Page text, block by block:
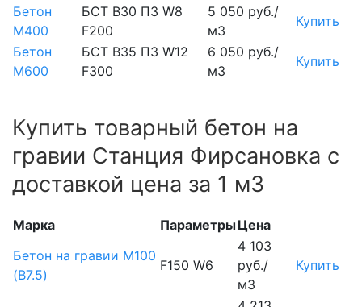
Бетон
М400
БСТ В30 П3 W8
F200
5 050 руб./
м3
Купить
Бетон
М600
БСТ В35 П3 W12
F300
6 050 руб./
м3
Купить
Купить товарный бетон на
гравии Станция Фирсановка с
доставкой цена за 1 м3
Марка ПараметрыЦена
Бетон на гравии М100
(B7.5)
F150 W6
4 103
руб./
м3
Купить